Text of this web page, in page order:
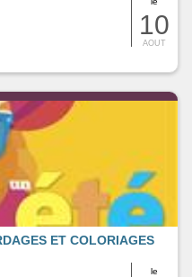
10
AOUT
le
ET COLORIAGES